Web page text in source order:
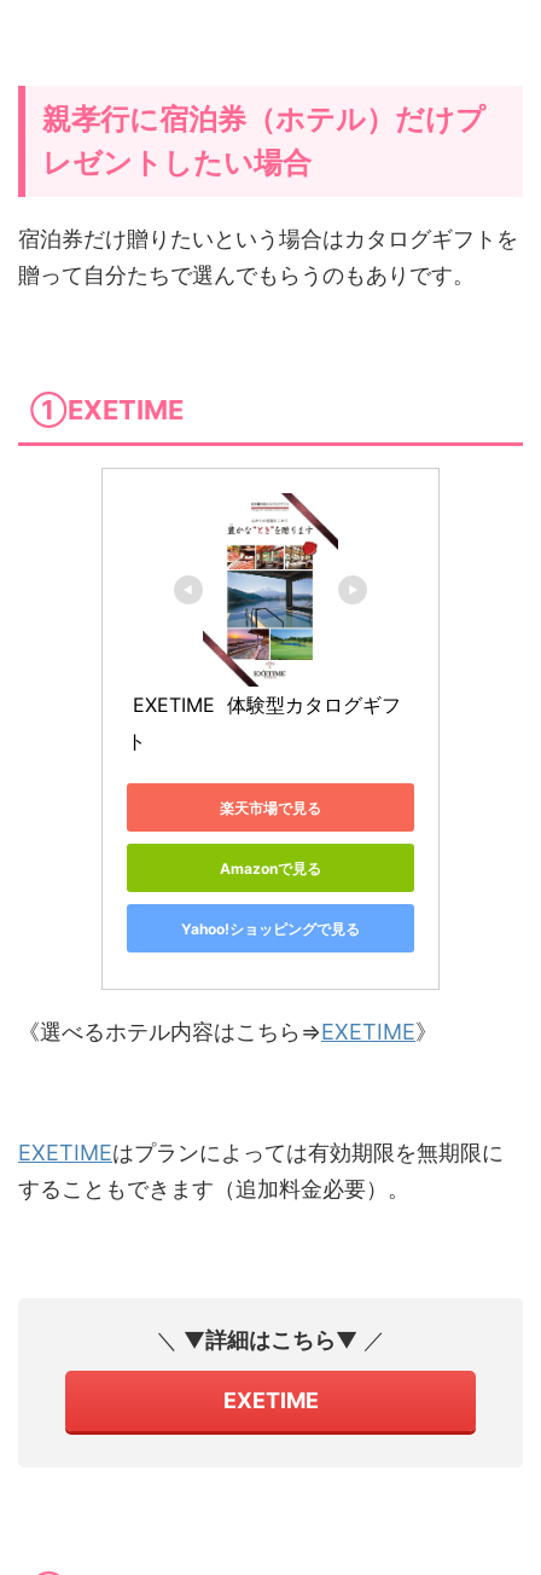
親孝行に宿泊券（ホテル）だけプ
レゼントしたい場合
宿泊券だけ贈りたいという場合はカタログギフトを
贈って自分たちで選んでもらうのもありです。
①EXETIME
ト
楽天市場で見る
Amazonで見る
Yahoo!ショッピングで見る
《選べるホテル内容はこちら⇒EXETIME》
EXETIMEはプランによっては有効期限を無期限に
することもできます（追加料金必要）。
＼ ▼詳細はこちら▼ ／
EXETIME